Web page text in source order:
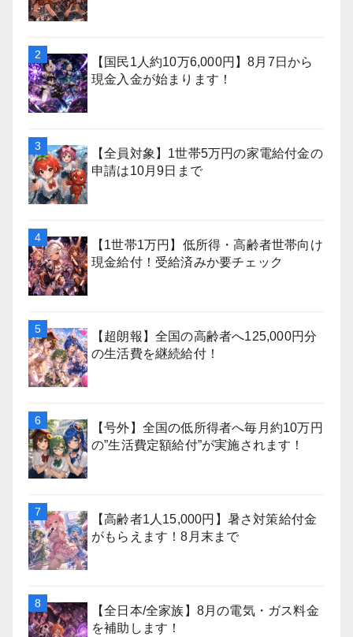
【国民1人約10万6,000円】8月7日から
現金入金が始まります！
【全員対象】1世帯5万円の家電給付金の
申請は10月9日まで
【1世帯1万円】低所得・高齢者世帯向け
現金給付！受給済みか要チェック
【超朗報】全国の高齢者へ125,000円分
の生活費を継続給付！
【号外】全国の低所得者へ毎月約10万円
の”生活費定額給付”が実施されます！
【高齢者1人15,000円】暑さ対策給付金
がもらえます！8月末まで
【全日本/全家族】8月の電気・ガス料金
を補助します！